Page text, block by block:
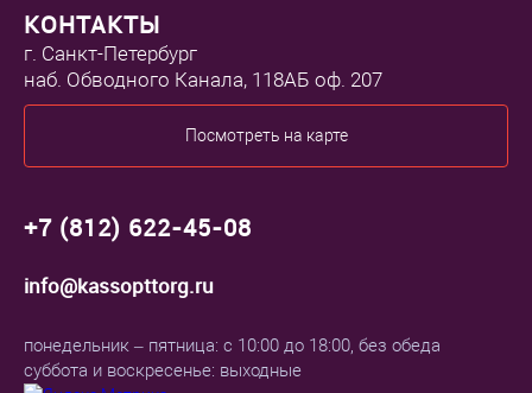
КОНТАКТЫ
г. Санкт-Петербург
наб. Обводного Канала, 118АБ оф. 207
Посмотреть на карте
+7 (812) 622-45-08
info@kassopttorg.ru
понедельник – пятница: с 10:00 до 18:00, без обеда
суббота и воскресенье: выходные